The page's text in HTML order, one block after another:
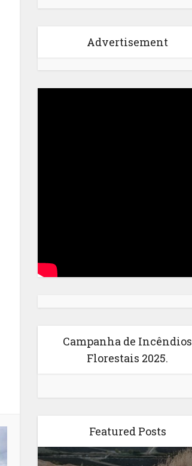
Advertisement
Campanha de Incêndios
Florestais 2025.
Featured Posts